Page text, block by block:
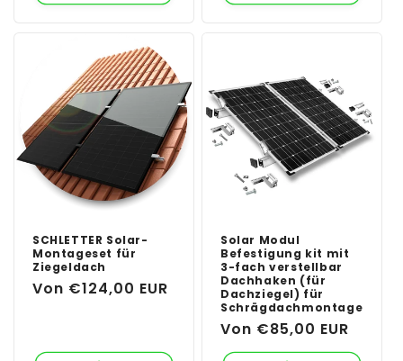
SCHLETTER Solar-
Montageset für
Ziegeldach
Normaler
Von €124,00 EUR
Solar Modul
Befestigung kit mit
3-fach verstellbar
Dachhaken (für
Dachziegel) für
Schrägdachmontage
Normaler
Preis
Von €85,00 EUR